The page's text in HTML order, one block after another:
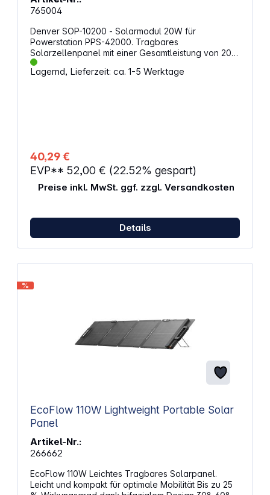
765004
Denver SOP-10200 - Solarmodul 20W für
Powerstation PPS-42000. Tragbares
Solarzellenpanel mit einer Gesamtleistung von 20W
USB-A - 5V-3A+9V-2A+12V-1,5A QC3.0 Funktion für
schnelles Laden DC-Ausgang 5V-18V
Lagernd, Lieferzeit: ca. 1-5 Werktage
40,29 €
EVP** 52,00 € (22.52% gespart)
Preise inkl. MwSt. ggf. zzgl. Versandkosten
Details
%
EcoFlow 110W Lightweight Portable Solar
Panel
Artikel-Nr.:
266662
EcoFlow 110W Leichtes Tragbares Solarpanel.
Leicht und kompakt für optimale Mobilität Bis zu 25